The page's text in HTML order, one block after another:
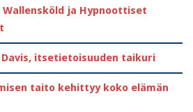
Wallensköld ja Hypnoottiset
Davis, itsetietoisuuden taikuri
taito kehittyy koko elämän